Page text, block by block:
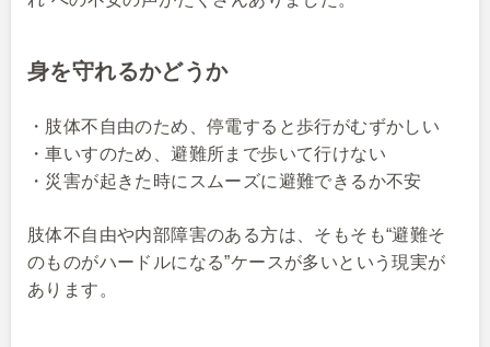
身を守れるかどうか
・肢体不自由のため、停電すると歩行がむずかしい
・車いすのため、避難所まで歩いて行けない
・災害が起きた時にスムーズに避難できるか不安
肢体不自由や内部障害のある方は、そもそも“避難そ
のものがハードルになる”ケースが多いという現実が
あります。